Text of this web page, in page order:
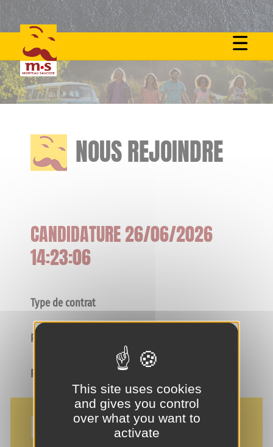
Skip
NOUS REJOINDRE
CANDIDATURE 26/06/2026
14:23:06
Type de contrat
Poste
Profil
NOS AVANTAGES
This site uses cookies
and gives you control
over what you want to
activate